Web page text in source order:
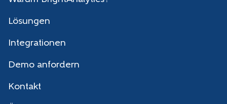
Lösungen
Integrationen
Demo anfordern
Kontakt